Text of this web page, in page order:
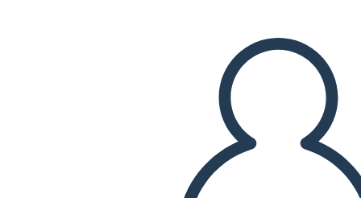
PALEISTI SKAIDRIŲ DEMONSTRACIJĄ
SKAITYK MAN